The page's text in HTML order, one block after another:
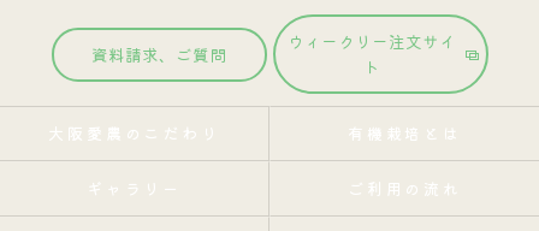
資料請求、ご質問
ウィークリー注文サイ
ト
大阪愛農のこだわり 有機栽培とは
ギャラリー ご利用の流れ